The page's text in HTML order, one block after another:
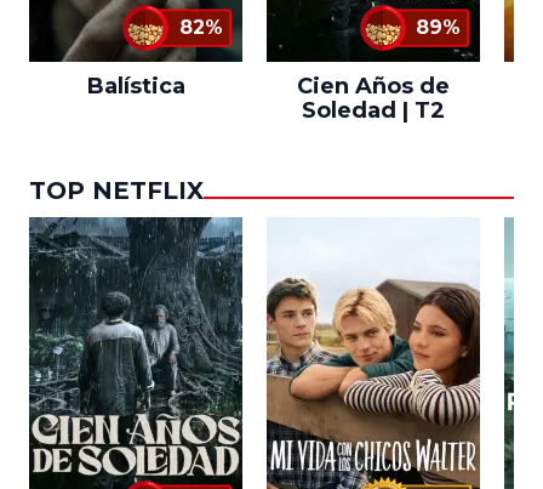
82%
Balística
89%
Cien Años de
Soledad | T2
TOP NETFLIX